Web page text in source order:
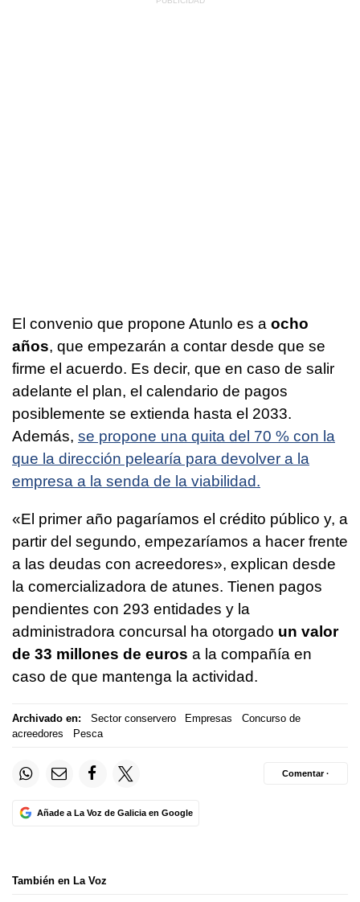
El convenio que propone Atunlo es a ocho
años, que empezarán a contar desde que se
firme el acuerdo. Es decir, que en caso de salir
adelante el plan, el calendario de pagos
posiblemente se extienda hasta el 2033.
Además, se propone una quita del 70 % con la
que la dirección pelearía para devolver a la
empresa a la senda de la viabilidad.
«El primer año pagaríamos el crédito público y, a
partir del segundo, empezaríamos a hacer frente
a las deudas con acreedores», explican desde
la comercializadora de atunes. Tienen pagos
pendientes con 293 entidades y la
administradora concursal ha otorgado un valor
de 33 millones de euros a la compañía en
caso de que mantenga la actividad.
Archivado en: Sector conservero Empresas
Concurso de
acreedores
Pesca
Añade a La Voz de Galicia en Google
Comentar ·
También en La Voz